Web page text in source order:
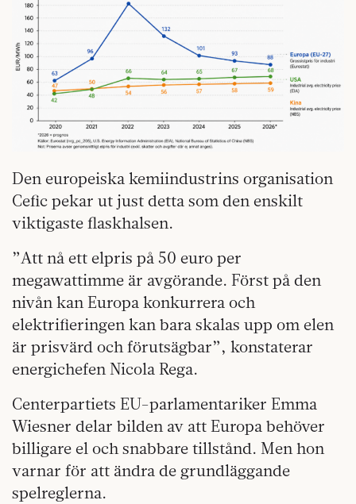
Den europeiska kemiindustrins organisation
Cefic pekar ut just detta som den enskilt
viktigaste flaskhalsen.
”Att nå ett elpris på 50 euro per
megawattimme är avgörande. Först på den
nivån kan Europa konkurrera och
elektrifieringen kan bara skalas upp om elen
är prisvärd och förutsägbar”, konstaterar
energichefen Nicola Rega.
Centerpartiets EU-parlamentariker Emma
Wiesner delar bilden av att Europa behöver
billigare el och snabbare tillstånd. Men hon
varnar för att ändra de grundläggande
spelreglerna.